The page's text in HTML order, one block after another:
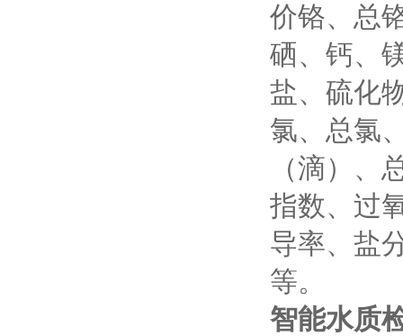
价铬、总
硒、钙、
盐、硫化
氯、总氯
（滴）
指数、过
导率、盐
等。
智能水质